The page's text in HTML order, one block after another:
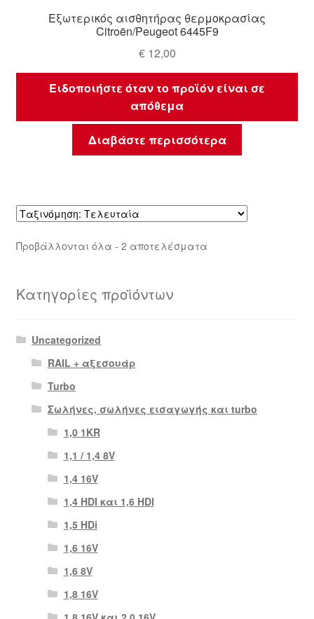
Εξωτερικός αισθητήρας θερμοκρασίας
Citroën/Peugeot 6445F9
€12,00
Ειδοποιήστε όταν το προϊόν είναι σε
απόθεμα
Διαβάστε περισσότερα
Προβάλλονται όλα - 2 αποτελέσματαSorted
Κατηγορίες προϊόντων
Uncategorized
RAIL + αξεσουάρ
Turbo
Σωλήνες, σωλήνες εισαγωγής και turbo
1,0 1KR
1,1 / 1,4 8V
1,4 16V
1,4 HDI και 1,6 HDI
1,5 HDi
1,6 16V
1,6 8V
1,8 16V